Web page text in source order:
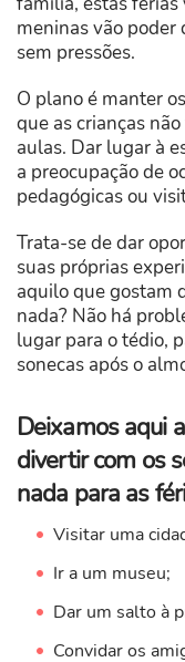
meninas vão poder
sem pressões.
O plano é manter
que as crianças
aulas. Dar lugar à
a preocupação de
pedagógicas ou
Trata-se de dar
suas próprias
aquilo que gostam
nada? Não há
lugar para o tédio,
sonecas após o
Deixamos aqui
divertir com os
nada para as
Visitar uma
Ir a um museu;
Dar um salto à
Convidar os